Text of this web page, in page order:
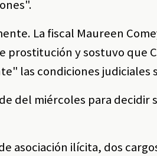
La fiscal Maureen
prostitución y sostuvo que
las condiciones judiciales
del miércoles para decidir
asociación ilícita, dos